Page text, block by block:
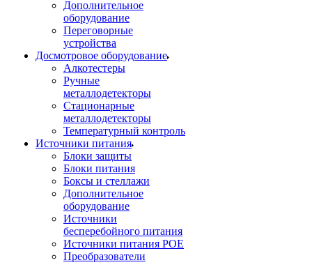
Дополнительное
оборудование
Переговорные
устройства
Досмотровое оборудование
Алкотестеры
Ручные
металлодетекторы
Стационарные
металлодетекторы
Температурный контроль
Источники питания
Блоки защиты
Блоки питания
Боксы и стеллажи
Дополнительное
оборудование
Источники
бесперебойного питания
Источники питания POE
Преобразователи